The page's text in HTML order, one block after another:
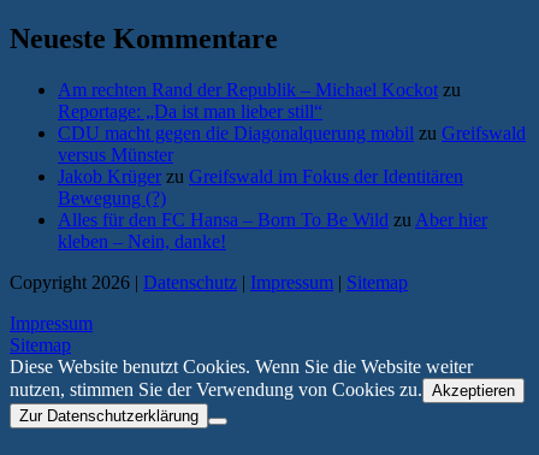
Neueste Kommentare
Am rechten Rand der Republik – Michael Kockot zu
Reportage: „Da ist man lieber still“
CDU macht gegen die Diagonalquerung mobil zu Greifswald
versus Münster
Jakob Krüger zu Greifswald im Fokus der Identitären
Bewegung (?)
Alles für den FC Hansa – Born To Be Wild zu Aber hier
kleben – Nein, danke!
Copyright 2026 | Datenschutz | Impressum | Sitemap
Impressum
Sitemap
Diese Website benutzt Cookies. Wenn Sie die Website weiter
nutzen, stimmen Sie der Verwendung von Cookies zu. Akzeptieren
Zur Datenschutzerklärung